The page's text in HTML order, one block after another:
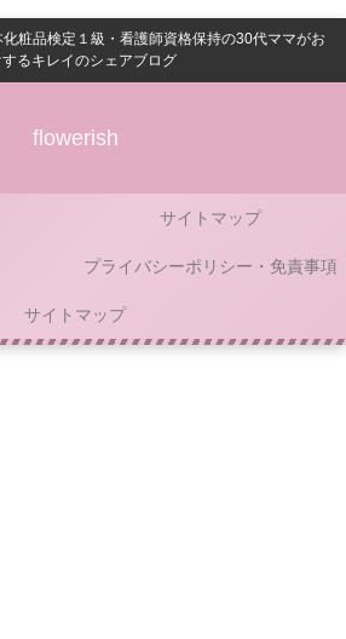
粧品検定１級・看護師資格保持の30代ママがお
するキレイのシェアブログ
flowerish
サイトマップ
プライバシーポリシー・免責事項
サイトマップ